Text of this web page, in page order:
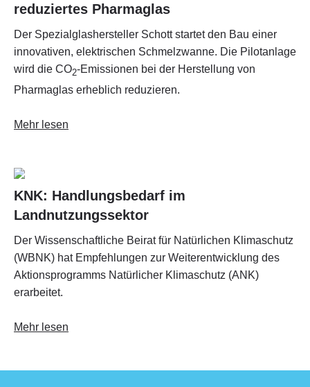
reduziertes Pharmaglas
Der Spezialglashersteller Schott startet den Bau einer
innovativen, elektrischen Schmelzwanne. Die Pilotanlage
wird die CO2-Emissionen bei der Herstellung von
Pharmaglas erheblich reduzieren.
Mehr lesen
KNK: Handlungsbedarf im
Landnutzungssektor
Der Wissenschaftliche Beirat für Natürlichen Klimaschutz
(WBNK) hat Empfehlungen zur Weiterentwicklung des
Aktionsprogramms Natürlicher Klimaschutz (ANK)
erarbeitet.
Mehr lesen